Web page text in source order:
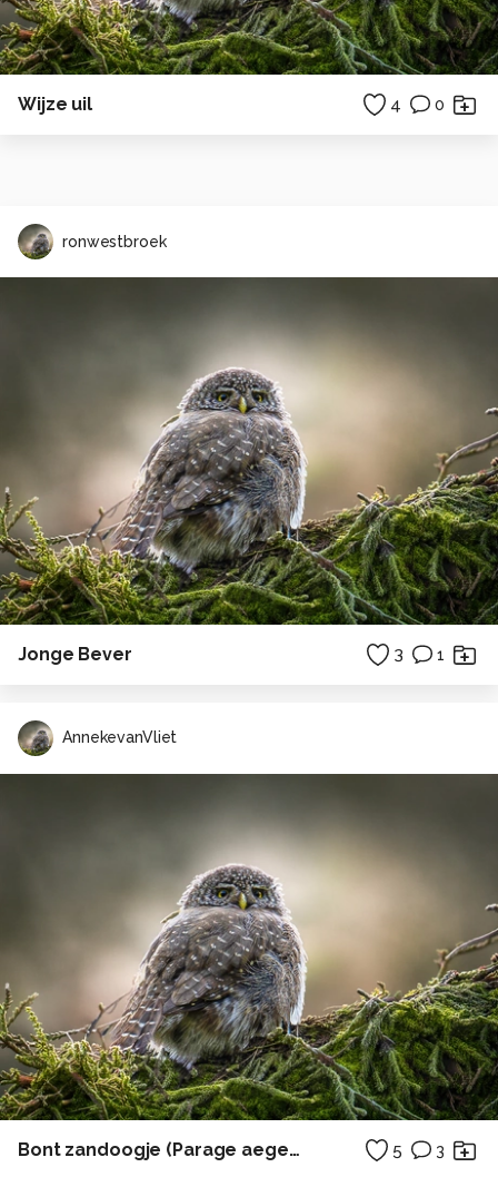
Wijze uil 4 0
ronwestbroek
Jonge Bever 3 1
AnnekevanVliet
Bont zandoogje (Parage aegeria) 5 3